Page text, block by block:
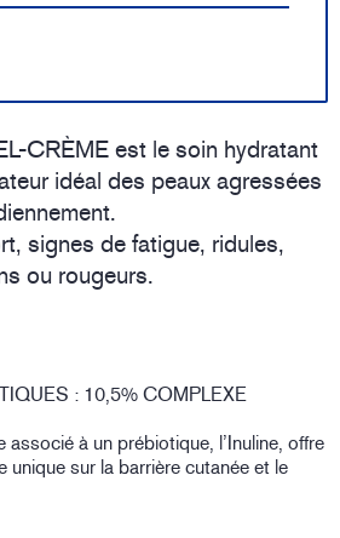
CRÈME est le soin hydratant
idéal des peaux agressées
signes de fatigue, ridules,
ou rougeurs.
: 10,5% COMPLEXE
associé à un prébiotique, l’Inuline, offre
unique sur la barrière cutanée et le